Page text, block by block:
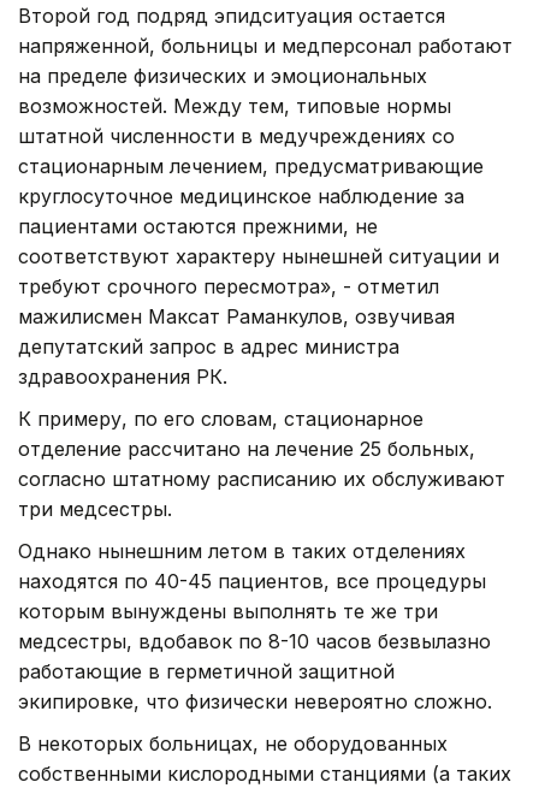
Второй год подряд эпидситуация остается
напряженной, больницы и медперсонал работают
на пределе физических и эмоциональных
возможностей. Между тем, типовые нормы
штатной численности в медучреждениях со
стационарным лечением, предусматривающие
круглосуточное медицинское наблюдение за
пациентами остаются прежними, не
соответствуют характеру нынешней ситуации и
требуют срочного пересмотра», - отметил
мажилисмен Максат Раманкулов, озвучивая
депутатский запрос в адрес министра
здравоохранения РК.
К примеру, по его словам, стационарное
отделение рассчитано на лечение 25 больных,
согласно штатному расписанию их обслуживают
три медсестры.
Однако нынешним летом в таких отделениях
находятся по 40-45 пациентов, все процедуры
которым вынуждены выполнять те же три
медсестры, вдобавок по 8-10 часов безвылазно
работающие в герметичной защитной
экипировке, что физически невероятно сложно.
В некоторых больницах, не оборудованных
собственными кислородными станциями (а таких